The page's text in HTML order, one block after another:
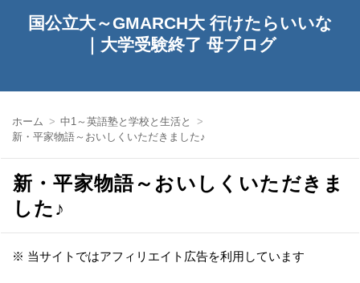
国公立大～GMARCH大 行けたらいいな
｜大学受験終了 母ブログ
ホーム
中1～英語塾と学校と生活と
新・平家物語～おいしくいただきました♪
新・平家物語～おいしくいただきま
した♪
※ 当サイトではアフィリエイト広告を利用しています